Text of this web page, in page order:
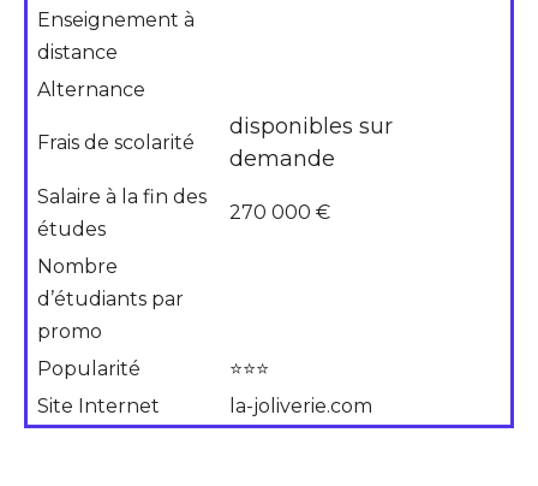
Enseignement à
distance
Alternance
Frais de scolarité
disponibles sur
demande
Salaire à la fin des
études
270 000 €
Nombre
d’étudiants par
promo
Popularité
⭐⭐⭐
Site Internet
la-joliverie.com